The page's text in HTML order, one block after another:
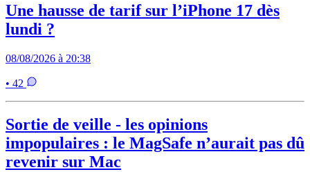
Une hausse de tarif sur l’iPhone 17 dès
lundi ?
08/08/2026 à 20:38
• 42
Sortie de veille - les opinions
impopulaires : le MagSafe n’aurait pas dû
revenir sur Mac